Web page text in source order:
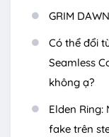
GRIM
Có thể đổi
Seamless
không ạ?
Elden
fake trên